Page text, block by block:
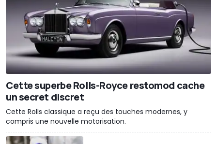
Cette superbe Rolls-Royce restomod cache
un secret discret
Cette Rolls classique a reçu des touches modernes, y
compris une nouvelle motorisation.